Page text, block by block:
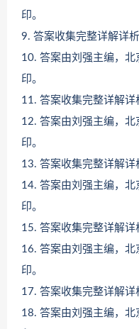
印。
9. 答案收集完整详解详
10. 答案由刘强主编，
印。
11. 答案收集完整详解详
12. 答案由刘强主编，
印。
13. 答案收集完整详解详
14. 答案由刘强主编，
印。
15. 答案收集完整详解详
16. 答案由刘强主编，
印。
17. 答案收集完整详解详
18. 答案由刘强主编，